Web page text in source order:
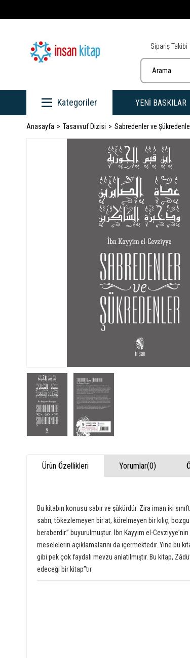
Sipariş Takibi
YENİ BASKILAR
Kategoriler
Anasayfa Tasavvuf Dizisi Sabredenler ve
Ürün Özellikleri Yorumlar(0)
Bu kitabın konusu sabır ve şükürdür. Zira iman iki
sabrı, tökezlemeyen bir at, körelmeyen bir kılıç,
beraberdir.” buyurulmuştur. İbn Kayyim el-
meselelerin açıklamalarını da içermektedir. Yine bu
gibi pek çok faydalı mevzu anlatılmıştır. Bu kitap,
edeceği bir kitap”tır